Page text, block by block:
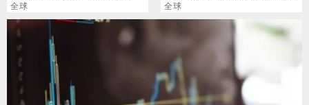
鏈曝光
全球 全球